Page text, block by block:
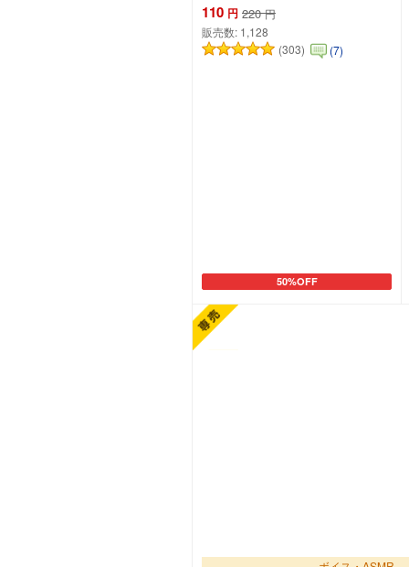
110 円 220 円
販売数: 1,128
(303)
(7)
50%OFF
カートに追加